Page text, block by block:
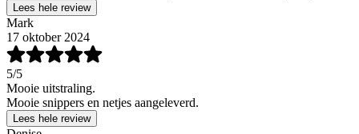
Lees hele review
Mark
17 oktober 2024
5/5
Mooie uitstraling.
Mooie snippers en netjes aangeleverd.
Lees hele review